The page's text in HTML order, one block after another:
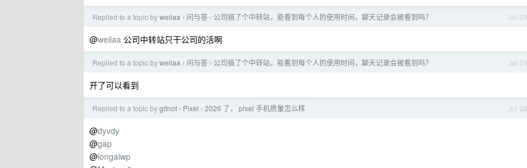
Jul 29
Replied to a topic byweilaa › 问与答 › 公司搞了个中转站，能看到每个人的使用时间，聊天记录会被看到吗？
@weilaa 公司中转站只干公司的活啊
Jul 29
Replied to a topic byweilaa › 问与答 › 公司搞了个中转站，能看到每个人的使用时间，聊天记录会被看到吗？
开了可以看到
Jul 28
Replied to a topic bygitnot › Pixel › 2026 了， pixel 手机质量怎么样
@dyvdy
@gap
@longaiwp